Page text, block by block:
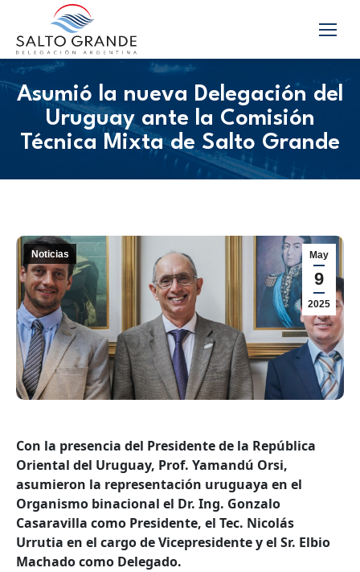
Asumió la nueva Delegación del
Uruguay ante la Comisión
Técnica Mixta de Salto Grande
May
9
2025
Noticias
Con la presencia del Presidente de la República
Oriental del Uruguay, Prof. Yamandú Orsi,
asumieron la representación uruguaya en el
Organismo binacional el Dr. Ing. Gonzalo
Casaravilla como Presidente, el Tec. Nicolás
Urrutia en el cargo de Vicepresidente y el Sr. Elbio
Machado como Delegado.